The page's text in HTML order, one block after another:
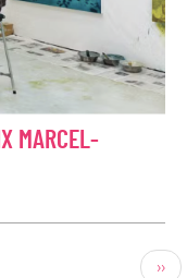
MARCEL-
››